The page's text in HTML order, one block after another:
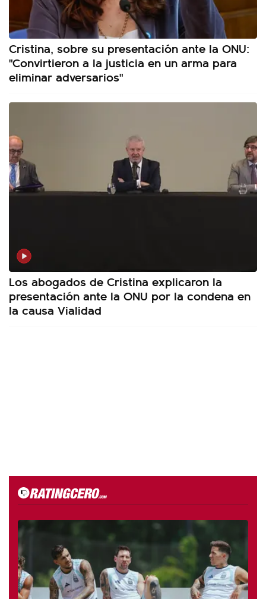
Cristina, sobre su presentación ante la ONU:
"Convirtieron a la justicia en un arma para
eliminar adversarios"
Los abogados de Cristina explicaron la
presentación ante la ONU por la condena en
la causa Vialidad